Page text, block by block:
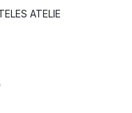
ATELIE